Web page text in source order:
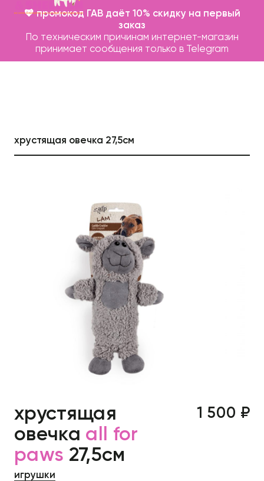
💖 промокод ГАВ даёт 10% скидку на первый
заказ
По техническим причинам интернет-магазин
принимает сообщения только в Telegram
хрустящая овечка 27,5см
хрустящая
овечка all for
paws 27,5см
игрушки
1 500 ₽
Записаться на груминг